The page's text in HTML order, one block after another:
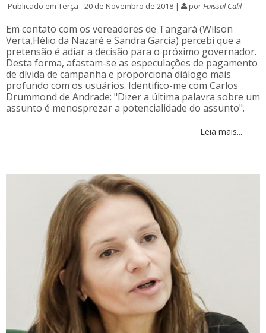
Publicado em Terça - 20 de Novembro de 2018 | porFaissal Calil
Em contato com os vereadores de Tangará (Wilson
Verta,Hélio da Nazaré e Sandra Garcia) percebi que a
pretensão é adiar a decisão para o próximo governador.
Desta forma, afastam-se as especulações de pagamento
de dívida de campanha e proporciona diálogo mais
profundo com os usuários. Identifico-me com Carlos
Drummond de Andrade: "Dizer a última palavra sobre um
assunto é menosprezar a potencialidade do assunto".
Leia mais...